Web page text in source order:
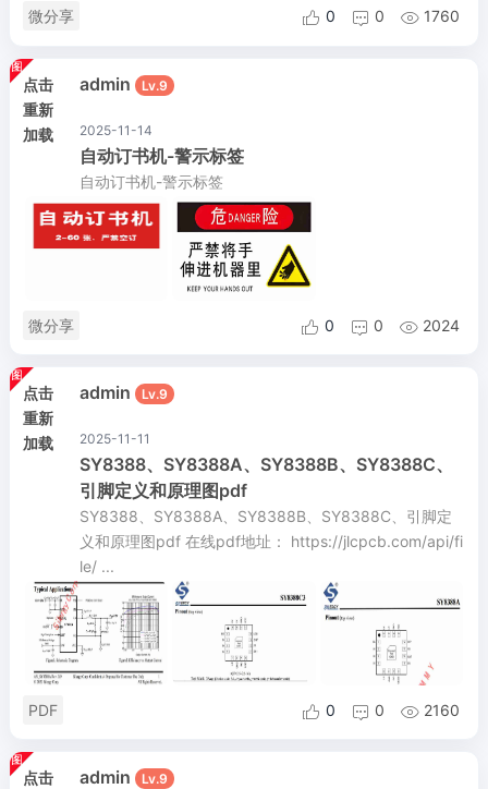
微分享  0  0  1760
点击
重新
加载
admin Lv.9
2025-11-14
自动订书机-警示标签
自动订书机-警示标签
微分享  0  0  2024
点击
重新
加载
admin Lv.9
2025-11-11
SY8388、SY8388A、SY8388B、SY8388C、
引脚定义和原理图pdf
SY8388、SY8388A、SY8388B、SY8388C、引脚定
义和原理图pdf 在线pdf地址： https://jlcpcb.com/api/fi
le/ ...
PDF  0  0  2160
点击
admin Lv.9